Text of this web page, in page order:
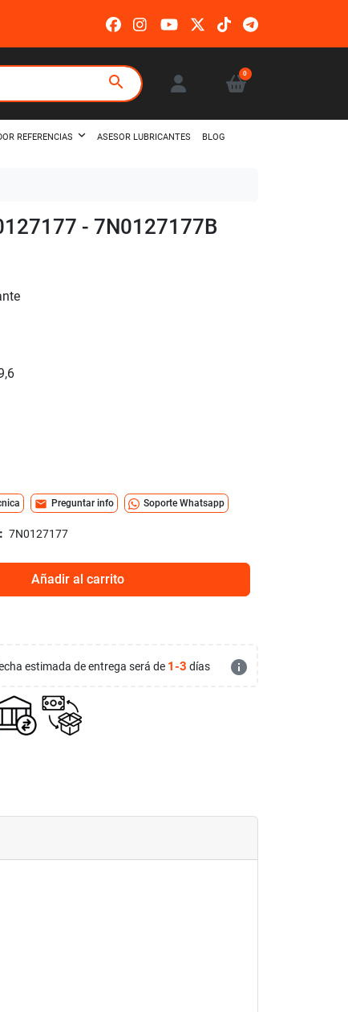
search 0
REFERENCIAS ASESOR LUBRICANTES BLOG
- 7N0127177B
mail Preguntar info Soporte Whatsapp
7N0127177
Añadir al carrito
estimada de entrega será de 1-3 días info